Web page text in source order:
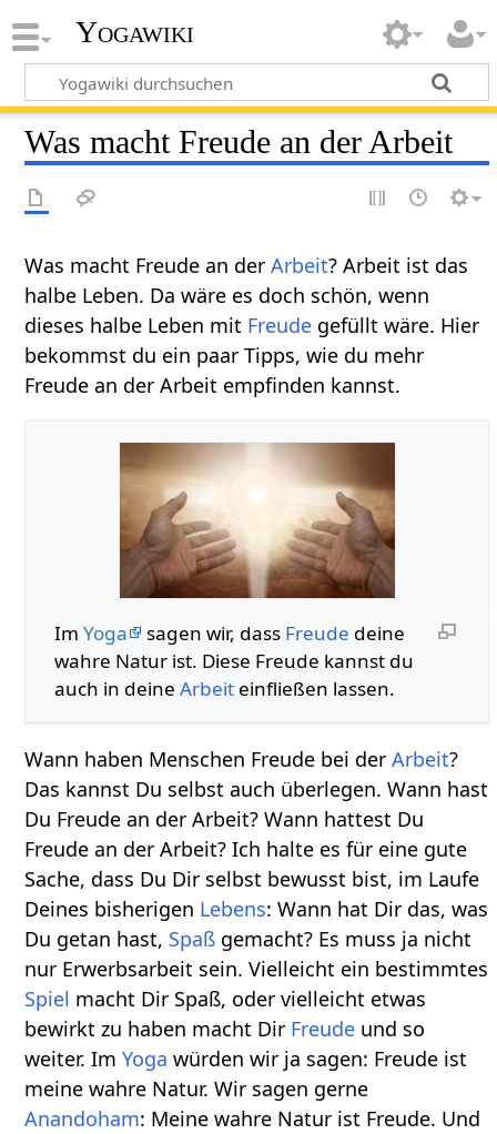
Yogawiki
Was macht Freude an der Arbeit
Was macht Freude an derArbeit? Arbeit ist das
halbe Leben. Da wäre es doch schön, wenn
dieses halbe Leben mit Freude gefüllt wäre. Hier
bekommst du ein paar Tipps, wie du mehr
Freude an der Arbeit empfinden kannst.
Im Yoga sagen wir, dass Freude deine
wahre Natur ist. Diese Freude kannst du
auch in deine Arbeiteinfließen lassen.
Wann haben Menschen Freude bei derArbeit?
Das kannst Du selbst auch überlegen. Wann hast
Du Freude an der Arbeit? Wann hattest Du
Freude an der Arbeit? Ich halte es für eine gute
Sache, dass Du Dir selbst bewusst bist, im Laufe
Deines bisherigen Lebens: Wann hat Dir das, was
Du getan hast, Spaß gemacht? Es muss ja nicht
nur Erwerbsarbeit sein. Vielleicht ein bestimmtes
Spiel macht Dir Spaß, oder vielleicht etwas
bewirkt zu haben macht Dir Freude und so
weiter. ImYoga würden wir ja sagen: Freude ist
meine wahre Natur. Wir sagen gerne
Anandoham: Meine wahre Natur ist Freude. Und